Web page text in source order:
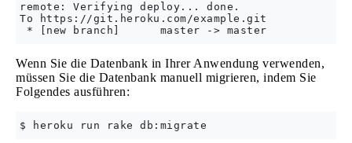
remote: Verifying deploy... done.
To https://git.heroku.com/example.git
Wenn Sie die Datenbank in Ihrer Anwendung verwenden,
müssen Sie die Datenbank manuell migrieren, indem Sie
Folgendes ausführen: